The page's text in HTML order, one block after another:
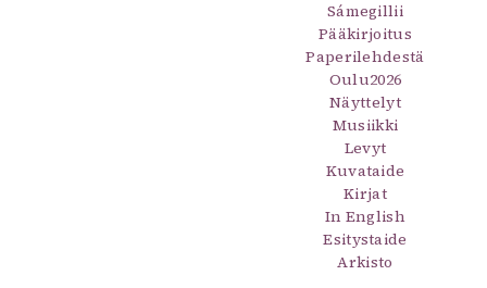
Sámegillii
Pääkirjoitus
Paperilehdestä
Oulu2026
Näyttelyt
Musiikki
Levyt
Kuvataide
Kirjat
In English
Esitystaide
Arkisto